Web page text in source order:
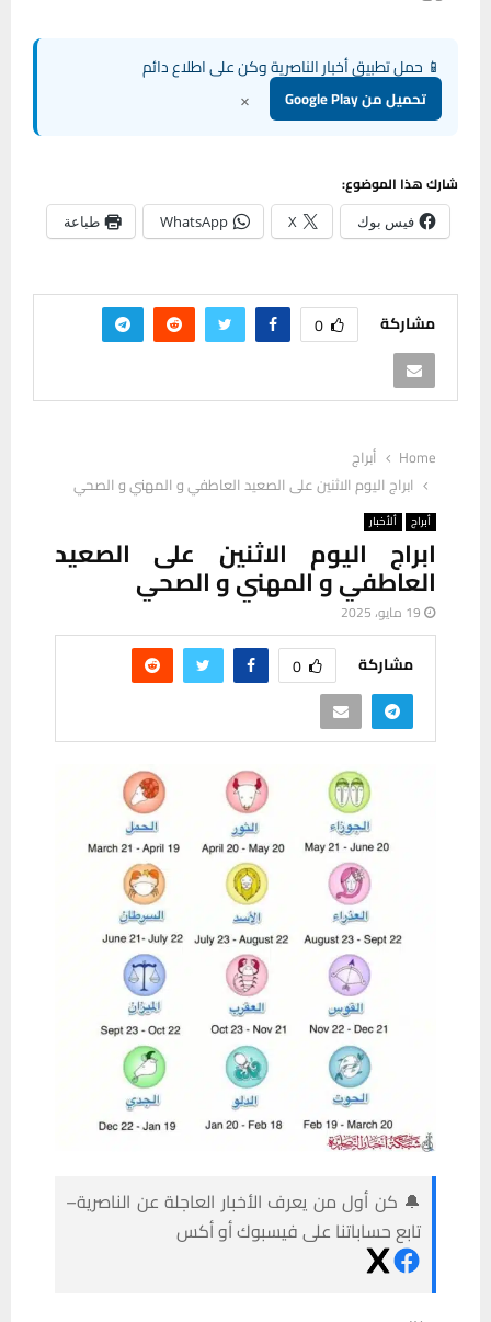
📱 حمل تطبيق أخبار الناصرية وكن على اطلاع دائم
تحميل من Google Play ×
شارك هذا الموضوع:
فيس بوك X
WhatsApp طباعة
مشاركة 0
Home
أبراج
ابراج اليوم الاثنين على الصعيد العاطفي و المهني و الصحي
أبراج ألأخبار
ابراج اليوم الاثنين على الصعيد
العاطفي و المهني و الصحي
19 مايو، 2025
مشاركة 0
🔔 كن أول من يعرف الأخبار العاجلة عن الناصرية–
تابع حساباتنا على فيسبوك أو أكس